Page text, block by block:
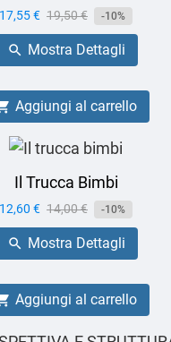
Prezzo
17,55 € Prezzo
base
19,50 € -10%
 Mostra Dettagli
Aggiungi al carrello
Il Trucca Bimbi
Prezzo
12,60 € Prezzo
base
14,00 € -10%
 Mostra Dettagli
Aggiungi al carrello